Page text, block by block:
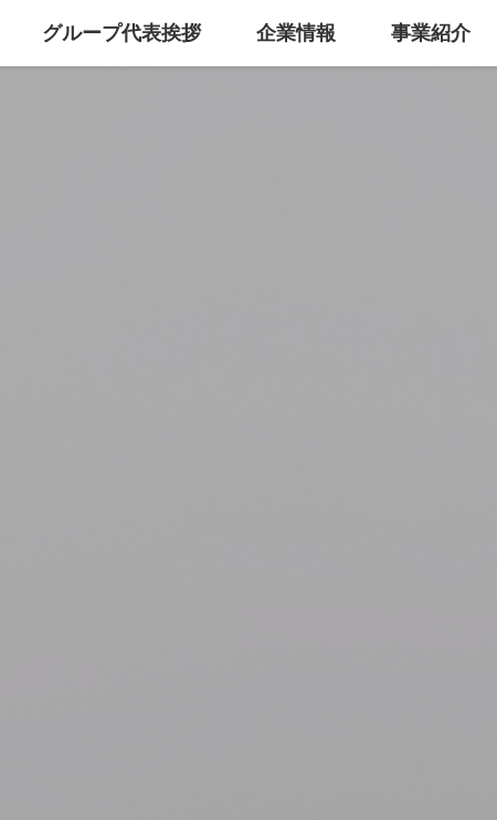
グループ代表挨拶 企業情報 事業紹介